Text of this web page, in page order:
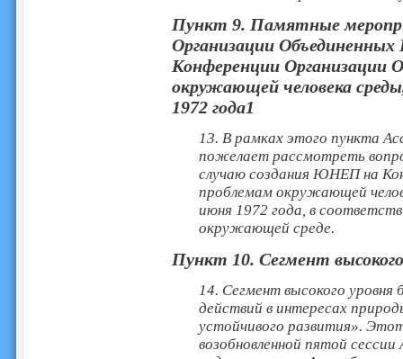
Пункт 9. Памятные
Организации
Конференции Организации
окружающей человека
1972 года1
13. В рамках этого пункта
пожелает рассмотреть
случаю создания ЮНЕП на
проблемам окружающей
июня 1972 года, в
окружающей среде.
Пункт 10. Сегмент
14. Сегмент высокого уровня
действий в интересах
устойчивого развития».
возобновленной пятой